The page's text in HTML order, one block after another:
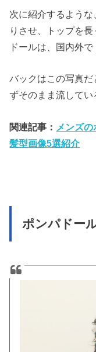
次に紹介するよう
りさせ、トップを
ドールは、国内外
バックはこの写真
ずそのまま流してい
関連記事：
メンズ
髪型画像5選紹介
ポンパドー